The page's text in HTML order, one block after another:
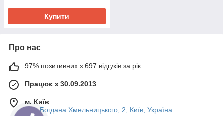
Купити
Про нас
97% позитивних з 697 відгуків за рік
Працює з 30.09.2013
м. Київ
вул. Богдана Хмельницького, 2, Київ, Україна